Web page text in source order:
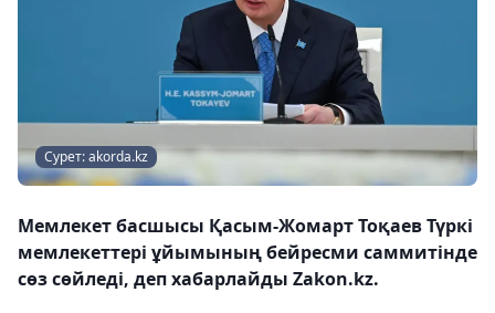
Сурет: akorda.kz
Мемлекет басшысы Қасым-Жомарт Тоқаев Түркі
мемлекеттері ұйымының бейресми саммитінде
сөз сөйледі, деп хабарлайды Zakon.kz.